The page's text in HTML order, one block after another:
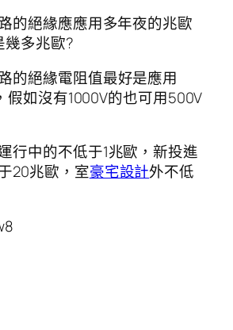
的絕緣應應用多年夜的兆歐
幾多兆歐?
的絕緣電阻值最好是應用
假如沒有1000V的也可用500V
行中的不低于1兆歐，新投進
20兆歐，室豪宅設計外不低